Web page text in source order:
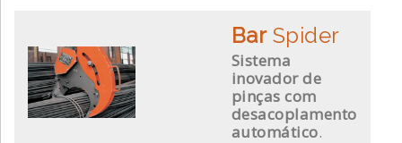
BarSpider
Sistema
inovador de
pinças com
desacoplamento
automático.